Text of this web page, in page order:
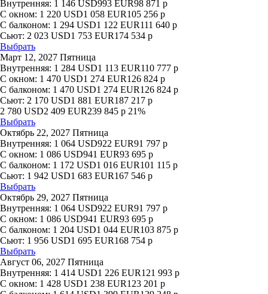
Внутренняя: 1 146 USD993 EUR98 871 р
С окном: 1 220 USD1 058 EUR105 256 р
С балконом: 1 294 USD1 122 EUR111 640 р
Сьют: 2 023 USD1 753 EUR174 534 р
Выбрать
Март 12, 2027 Пятница
Внутренняя: 1 284 USD1 113 EUR110 777 р
С окном: 1 470 USD1 274 EUR126 824 р
С балконом: 1 470 USD1 274 EUR126 824 р
Сьют: 2 170 USD1 881 EUR187 217 р
2 780 USD2 409 EUR239 845 р 21%
Выбрать
Октябрь 22, 2027 Пятница
Внутренняя: 1 064 USD922 EUR91 797 р
С окном: 1 086 USD941 EUR93 695 р
С балконом: 1 172 USD1 016 EUR101 115 р
Сьют: 1 942 USD1 683 EUR167 546 р
Выбрать
Октябрь 29, 2027 Пятница
Внутренняя: 1 064 USD922 EUR91 797 р
С окном: 1 086 USD941 EUR93 695 р
С балконом: 1 204 USD1 044 EUR103 875 р
Сьют: 1 956 USD1 695 EUR168 754 р
Выбрать
Август 06, 2027 Пятница
Внутренняя: 1 414 USD1 226 EUR121 993 р
С окном: 1 428 USD1 238 EUR123 201 р